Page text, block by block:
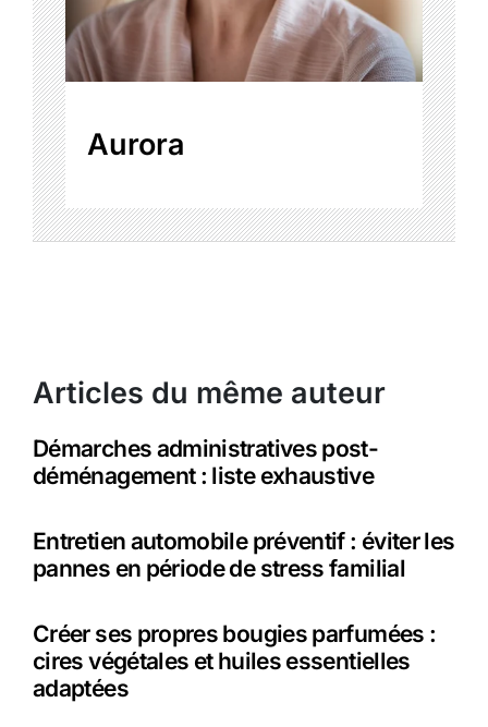
Aurora
Articles du même auteur
Démarches administratives post-
déménagement : liste exhaustive
Entretien automobile préventif : éviter les
pannes en période de stress familial
Créer ses propres bougies parfumées :
cires végétales et huiles essentielles
adaptées